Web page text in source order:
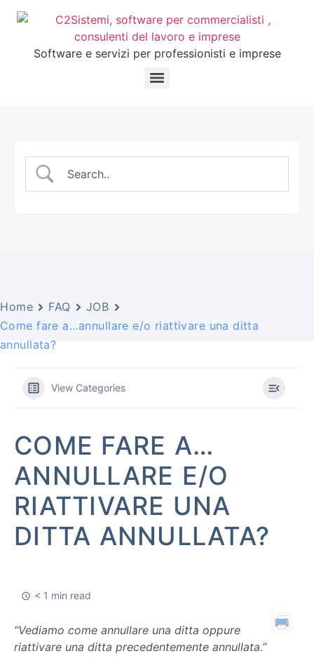
Software e servizi per professionisti e imprese
Home FAQ
JOB
Come fare a…annullare e/o riattivare una ditta
annullata?
View Categories
COME FARE A…
ANNULLARE E/O
RIATTIVARE UNA
DITTA ANNULLATA?
< 1 min read
“Vediamo come annullare una ditta oppure
riattivare una ditta precedentemente annullata.”